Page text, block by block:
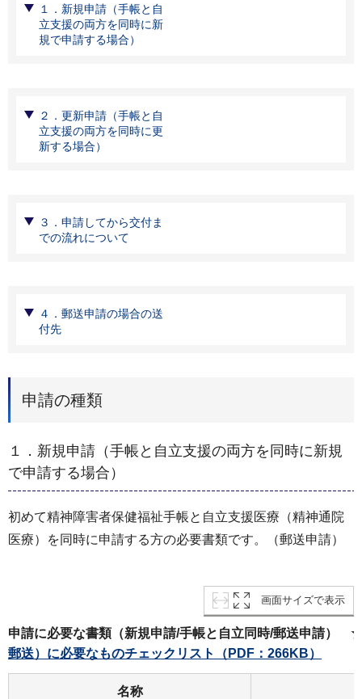
１．新規申請（手帳と自
立支援の両方を同時に新
規で申請する場合）
２．更新申請（手帳と自
立支援の両方を同時に更
新する場合）
３．申請してから交付ま
での流れについて
４．郵送申請の場合の送
付先
申請の種類
１．新規申請（手帳と自立支援の両方を同時に新規
で申請する場合）
初めて精神障害者保健福祉手帳と自立支援医療（精神通院
医療）を同時に申請する方の必要書類です。（郵送申請）
画面サイズで表示
申請に必要な書類（新規申請/手帳と自立同時/郵送申請）
郵送）に必要なものチェックリスト（PDF：266KB）
名称